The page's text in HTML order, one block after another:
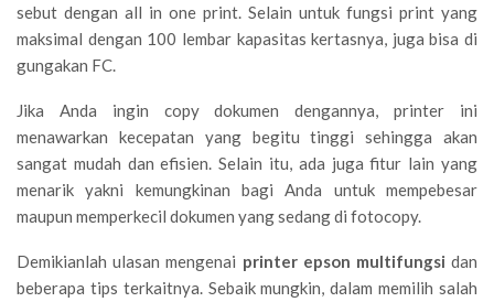
sebut dengan all in one print. Selain untuk fungsi print yang
maksimal dengan 100 lembar kapasitas kertasnya, juga bisa di
gungakan FC.
Jika Anda ingin copy dokumen dengannya, printer ini
menawarkan kecepatan yang begitu tinggi sehingga akan
sangat mudah dan efisien. Selain itu, ada juga fitur lain yang
menarik yakni kemungkinan bagi Anda untuk mempebesar
maupun memperkecil dokumen yang sedang di fotocopy.
Demikianlah ulasan mengenai printer epson multifungsi dan
beberapa tips terkaitnya. Sebaik mungkin, dalam memilih salah